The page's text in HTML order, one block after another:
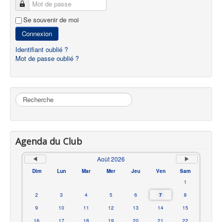
Mot de passe
Se souvenir de moi
Connexion
Identifiant oublié ?
Mot de passe oublié ?
Rechercher
Agenda du Club
Août 2026
Dim Lun Mar Mer Jeu Ven
Sam
1
2
3 4 5 6 7
8
9
10 11 12 13 14
15
16
17 18 19 20 21 22